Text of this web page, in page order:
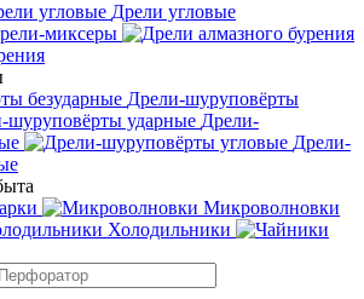
Дрели угловые
миксеры
Дрели-шуруповёрты
Дрели-
Дрели-
Микроволновки
Холодильники